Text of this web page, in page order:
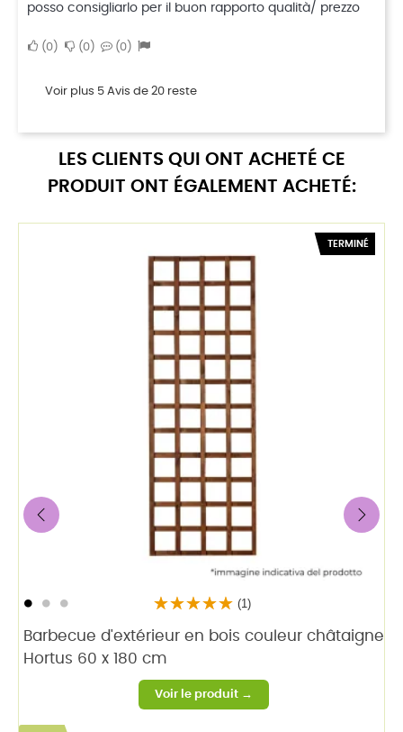
posso consigliarlo per il buon rapporto qualità/ prezzo
0 0 0
Voir plus 5 Avis de 20 reste
LES CLIENTS QUI ONT ACHETÉ CE
PRODUIT ONT ÉGALEMENT ACHETÉ:
TERMINÉ
(1)
Barbecue d'extérieur en bois couleur châtaigne
Hortus 60 x 180 cm